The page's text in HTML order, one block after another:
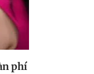
phí